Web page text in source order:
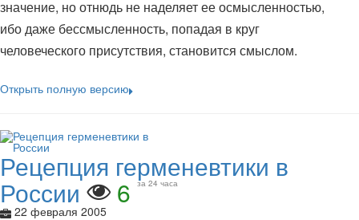
значение, но отнюдь не наделяет ее осмысленностью,
ибо даже бессмысленность, попадая в круг
человеческого присутствия, становится смыслом.
Открыть полную версию
Рецепция герменевтики в
России 6 за 24 часа
22 февраля 2005